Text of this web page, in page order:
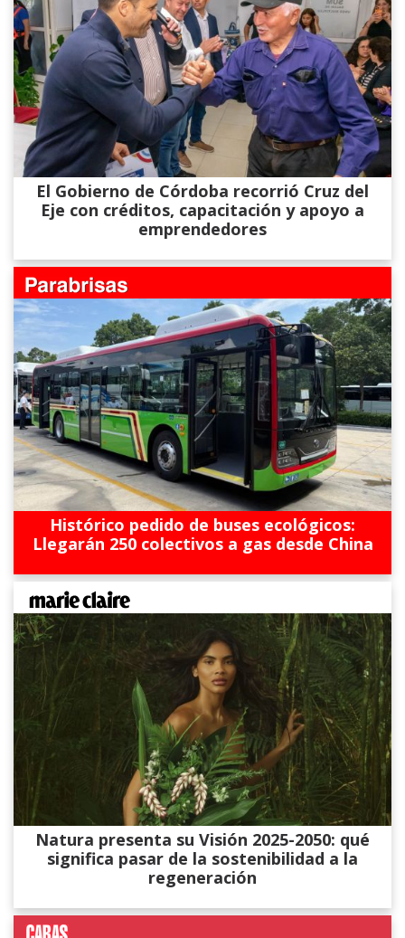
El Gobierno de Córdoba recorrió Cruz del
Eje con créditos, capacitación y apoyo a
emprendedores
Histórico pedido de buses ecológicos:
Llegarán 250 colectivos a gas desde China
Natura presenta su Visión 2025-2050: qué
significa pasar de la sostenibilidad a la
regeneración